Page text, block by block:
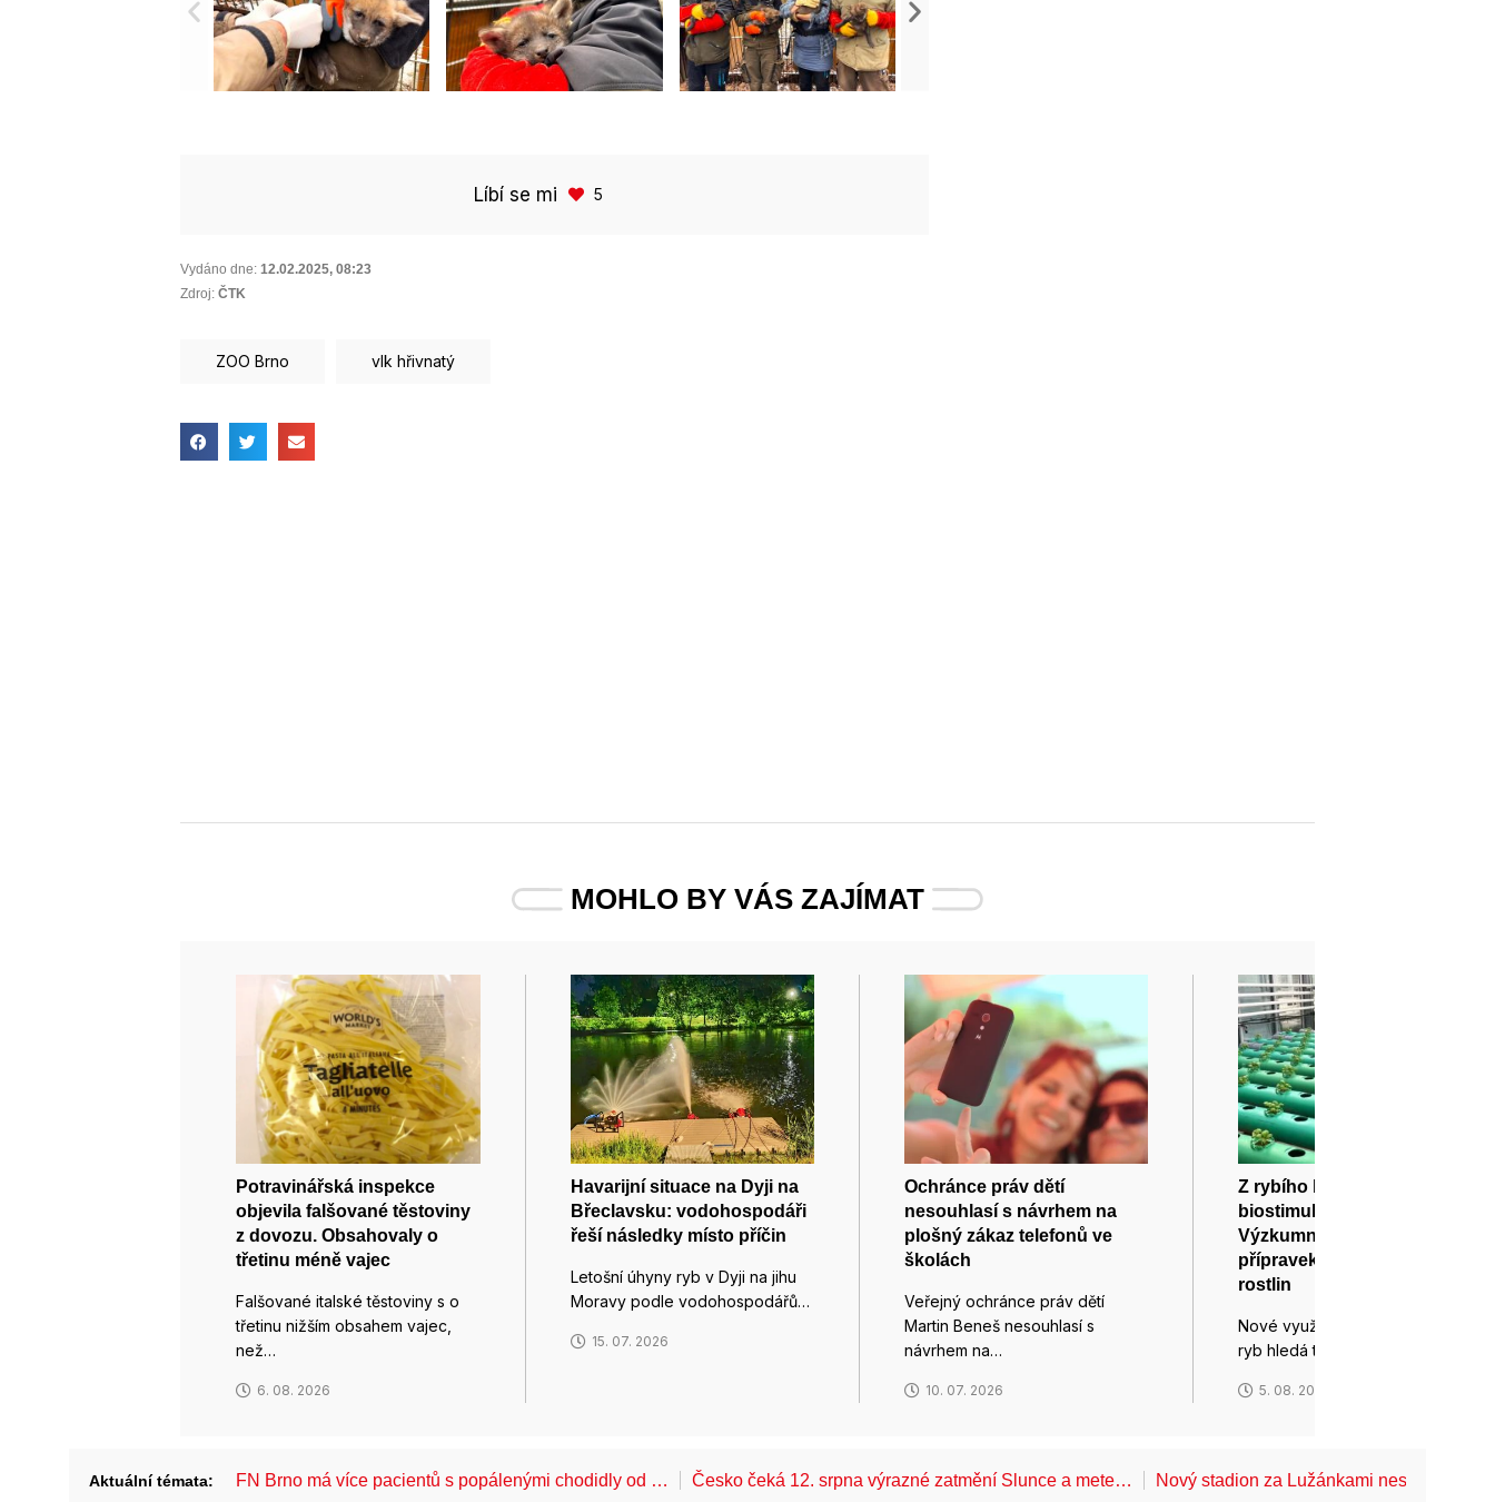
Líbí se mi 5
Vydáno dne: 12.02.2025, 08:23
Zdroj: ČTK
ZOO Brno vlk hřivnatý
MOHLO BY VÁS ZAJÍMAT
Potravinářská inspekce
objevila falšované těstoviny
z dovozu. Obsahovaly o
třetinu méně vajec
Falšované italské těstoviny s o
třetinu nižším obsahem vajec,
než…
6. 08. 2026
Havarijní situace na Dyji na
Břeclavsku: vodohospodáři
řeší následky místo příčin
Letošní úhyny ryb v Dyji na jihu
Moravy podle vodohospodářů…
15. 07. 2026
Ochránce práv dětí
nesouhlasí s návrhem na
plošný zákaz telefonů ve
školách
Veřejný ochránce práv dětí
Martin Beneš nesouhlasí s
návrhem na…
10. 07. 2026
Z rybího kalu k
biostimulantu pro pěstitele.
Výzkumníci z Brna vyvíjejí
přípravek na podporu růstu
rostlin
Nové využití pro odpad z chovu
ryb hledá tým doktorandů…
5. 08. 2026
Aktuální témata: FN Brno má více pacientů s popálenými chodidly od … Česko čeká 12. srpna výrazné zatmění Slunce a mete… Nový stadion za Lužánkami nesmí mít dle